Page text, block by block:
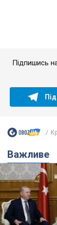
Важливе
створили
Договір
з держав